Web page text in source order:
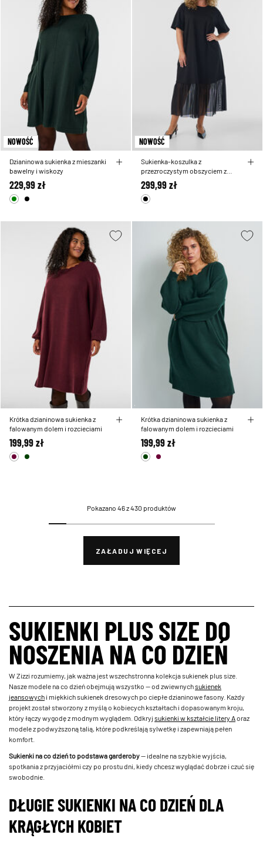
NOWOŚĆ
Dzianinowa sukienka z mieszanki
bawelny i wiskozy
229,99 zł
NOWOŚĆ
Sukienka-koszulka z
przezroczystym obszyciem z
siateczki
299,99 zł
Krótka dzianinowa sukienka z
falowanym dolem i rozcieciami
199,99 zł
Krótka dzianinowa sukienka z
falowanym dolem i rozcieciami
199,99 zł
Pokazano 46 z 430 produktów
ZAŁADUJ WIĘCEJ
SUKIENKI PLUS SIZE DO
NOSZENIA NA CO DZIEŃ
W Zizzi rozumiemy, jak ważna jest wszechstronna kolekcja sukienek plus size.
Nasze modele na co dzień obejmują wszystko — od zwiewnychsukienek
jeansowychi miękkich sukienek dresowych po ciepłe dzianinowe fasony. Każdy
projekt został stworzony z myślą o kobiecych kształtach i dopasowanym kroju,
który łączy wygodę z modnym wyglądem. Odkryjsukienki w kształcie litery Aoraz
modele z podwyższoną talią, które podkreślają sylwetkę i zapewniają pełen
komfort.
Sukienki na co dzień to podstawa garderoby— idealne na szybkie wyjścia,
spotkania z przyjaciółmi czy po prostu dni, kiedy chcesz wyglądać dobrze i czuć się
swobodnie.
DŁUGIE SUKIENKI NA CO DZIEŃ DLA
KRĄGŁYCH KOBIET